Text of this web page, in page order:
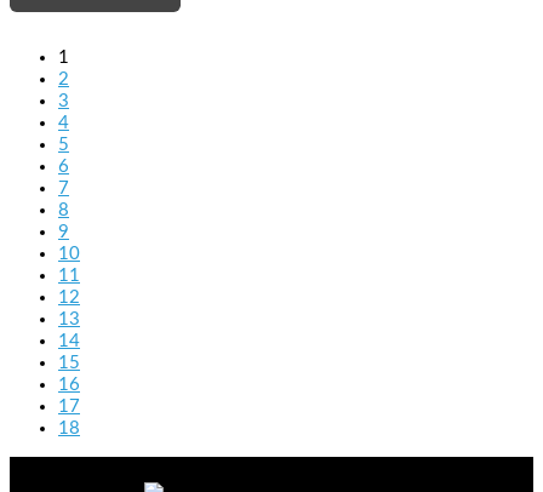
1
2
3
4
5
6
7
8
9
10
11
12
13
14
15
16
17
18